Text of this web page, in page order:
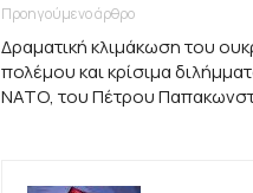
Προηγούμενο άρθρο
Δραματική κλιμάκωση του
πολέμου και κρίσιμα
ΝΑΤΟ, του Πέτρου